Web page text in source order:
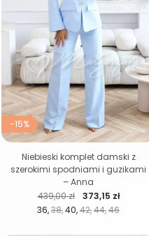
-15%
36 38 40 42 44 46
Cena regularna
439,00 zł Cena
373,15 zł
Niebieski komplet damski z
szerokimi spodniami i guzikami
– Anna